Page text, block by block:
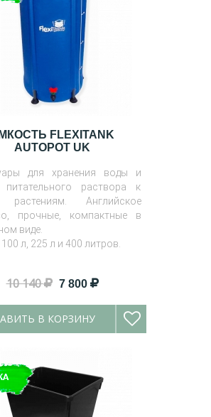
FLEXITANK
AUTOPOT UK
для хранения воды и
питательного раствора к
растениям. Английское
прочные, компактные в
виде.
100 л, 225 л и 400 литров.
10 140 7 800
В КОРЗИНУ